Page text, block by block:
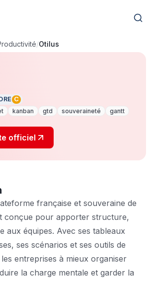
/Otilus
C
kanban gtd souveraineté
gantt
officiel
française et souveraine de
conçue pour apporter structure,
aux équipes. Avec ses tableaux
ses scénarios et ses outils de
entreprises à mieux organiser
la charge mentale et garder la